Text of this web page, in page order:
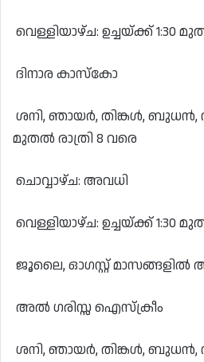
വെള്ളിയാഴ്ച: ഉച്ചയ്ക്ക് 1:30
ദിനാര കാസ്കോ
ശനി, ഞായർ, തിങ്കൾ, ബുധൻ,
മുതൽ രാത്രി 8 വരെ
ചൊവ്വാഴ്ച: അവധി
വെള്ളിയാഴ്ച: ഉച്ചയ്ക്ക് 1:30
ജൂലൈ, ഓഗസ്റ്റ് മാസങ്ങളിൽ
അൽ ഗരിസ്സ ഐസ്ക്രീം
ശനി, ഞായർ, തിങ്കൾ, ബുധൻ,